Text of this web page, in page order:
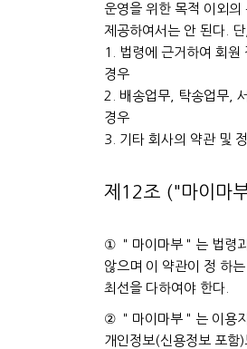
운영을 위한 목적 이외
제공하여서는 안 된다.
1. 법령에 근거하여 회원
경우
2. 배송업무, 탁송업무,
경우
3. 기타 회사의 약관 및
제12조 ("마이마
① ＂마이마부＂는 법령
않으며 이 약관이 정 하
최선을 다하여야 한다.
② ＂마이마부＂는 이용
개인정보(신용정보 포함